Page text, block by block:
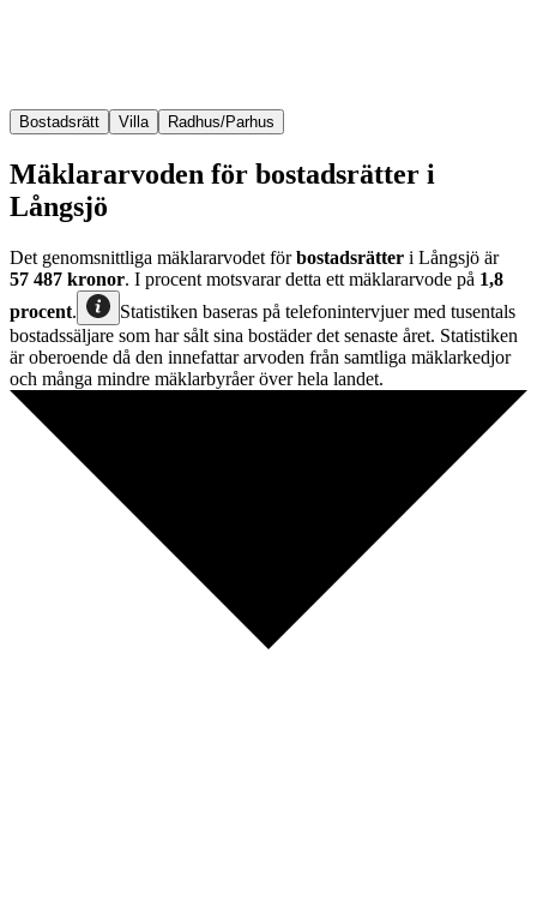
Bostadsrätt Villa Radhus/Parhus
Mäklararvoden för bostadsrätter i
Långsjö
Det genomsnittliga mäklararvodet förbostadsrätter i Långsjö är
57 487 kronor. I procent motsvarar detta ett mäklararvode på 1,8
procent.
Statistiken baseras på telefonintervjuer med tusentals
bostadssäljare som har sålt sina bostäder det senaste året. Statistiken
är oberoende då den innefattar arvoden från samtliga mäklarkedjor
och många mindre mäklarbyråer över hela landet.